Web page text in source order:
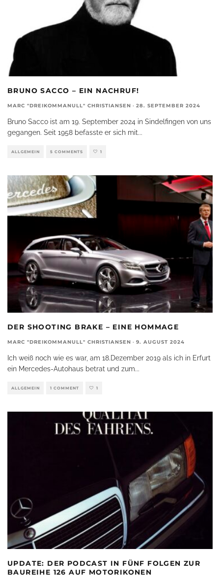
BRUNO SACCO – EIN NACHRUF!
MARC "DREIKOMMANULL" CHRISTIANSEN · 28. SEPTEMBER 2024
Bruno Sacco ist am 19. September 2024 in Sindelfingen von uns
gegangen. Seit 1958 befasste er sich mit...
ALLGEMEIN 5 COMMENTS 1
DER SHOOTING BRAKE – EINE HOMMAGE
MARC "DREIKOMMANULL" CHRISTIANSEN · 9. AUGUST 2024
Ich weiß noch wie es war, am 18.Dezember 2019 als ich in Erfurt
ein Mercedes-Autohaus betrat und zum...
ALLGEMEIN 1 COMMENT 1
UPDATE: DER PODCAST IN FÜNF FOLGEN ZUR
BAUREIHE 126 AUF MOTORIKONEN